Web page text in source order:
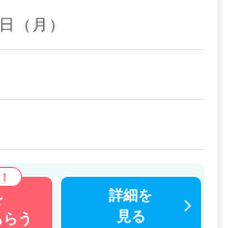
（月）
う
詳細を
見る